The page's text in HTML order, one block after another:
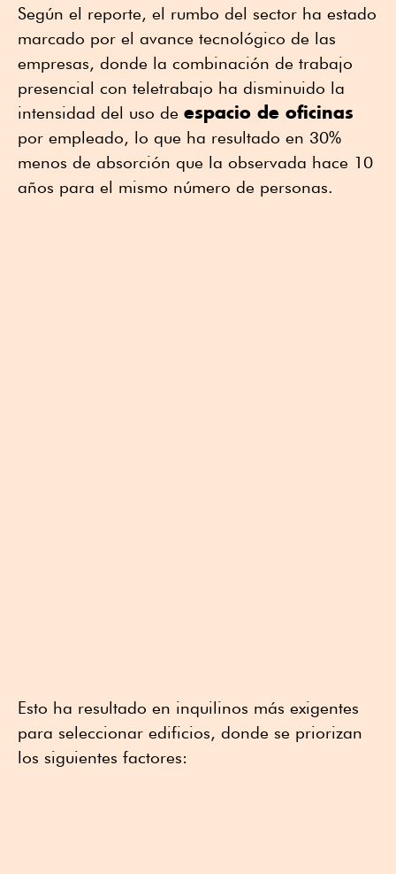
Según el reporte, el rumbo del sector ha estado
marcado por el avance tecnológico de las
empresas, donde la combinación de trabajo
presencial con teletrabajo ha disminuido la
intensidad del uso de espacio de oficinas
por empleado, lo que ha resultado en 30%
menos de absorción que la observada hace 10
años para el mismo número de personas.
Esto ha resultado en inquilinos más exigentes
para seleccionar edificios, donde se priorizan
los siguientes factores: